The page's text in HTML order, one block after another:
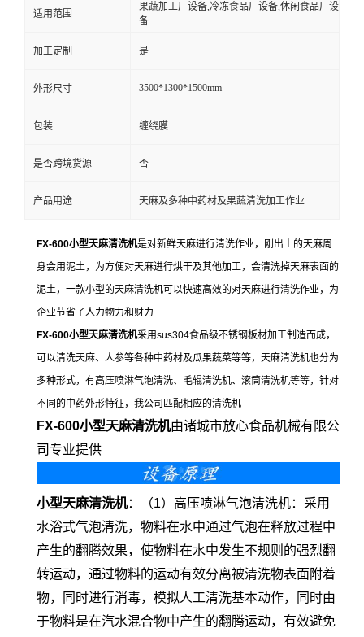
适用范围
果蔬加工厂设备,冷冻食品厂设备,休闲食品厂设
备
加工定制 是
外形尺寸 3500*1300*1500mm
包装 缠绕膜
是否跨境货源 否
产品用途 天麻及多种中药材及果蔬清洗加工作业
FX-600小型天麻清洗机是对新鲜天麻进行清洗作业，刚出土的天麻周
身会用泥土，为方便对天麻进行烘干及其他加工，会清洗掉天麻表面的
泥土，一款小型的天麻清洗机可以快速高效的对天麻进行清洗作业，为
企业节省了人力物力和财力
FX-600小型天麻清洗机采用sus304食品级不锈钢板材加工制造而成，
可以清洗天麻、人参等各种中药材及瓜果蔬菜等等，天麻清洗机也分为
多种形式，有高压喷淋气泡清洗、毛辊清洗机、滚筒清洗机等等，针对
不同的中药外形特征，我公司匹配相应的清洗机
FX-600小型天麻清洗机由诸城市放心食品机械有限公
司专业提供
小型天麻清洗机：（1）高压喷淋气泡清洗机：采用
水浴式气泡清洗，物料在水中通过气泡在释放过程中
产生的翻腾效果，使物料在水中发生不规则的强烈翻
转运动，通过物料的运动有效分离被清洗物表面附着
物，同时进行消毒，模拟人工清洗基本动作，同时由
于物料是在汽水混合物中产生的翻腾运动，有效避免